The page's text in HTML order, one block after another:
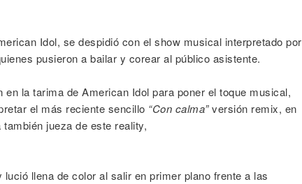
Idol, se despidió con el show musical interpretado por
pusieron a bailar y corear al público asistente.
la tarima de American Idol para poner el toque musical,
el más reciente sencillo “Con calma”versión remix, en
jueza de este reality,
llena de color al salir en primer plano frente a las